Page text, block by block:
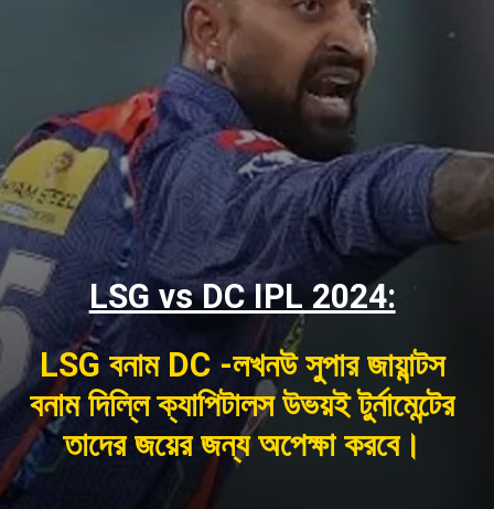
LSG vs DC IPL 2024:
LSG বনাম DC -লখনউ সুপার জায়ান্টস
বনাম দিল্লি ক্যাপিটালস উভয়ই টুর্নামেন্টের
তাদের জয়ের জন্য অপেক্ষা করবে।